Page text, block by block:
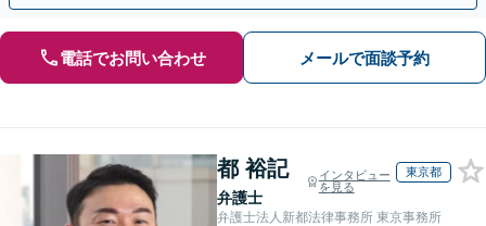
電話でお問い合わせ メールで面談予約
都 裕記
弁護士
インタビュー
を見る
東京都
弁護士法人新都法律事務所 東京事務所